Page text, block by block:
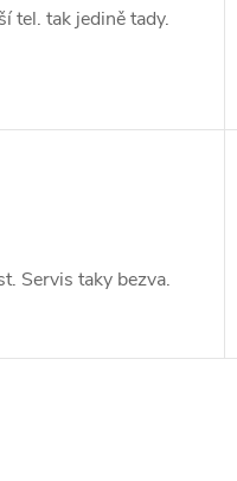
tel. tak jedině tady.
Servis taky bezva.